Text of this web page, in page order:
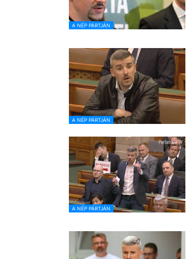
A NÉP PÁRTJÁN
A NÉP PÁRTJÁN
A NÉP PÁRTJÁN